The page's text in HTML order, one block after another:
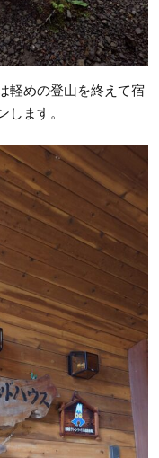
軽めの登山を終えて宿
します。